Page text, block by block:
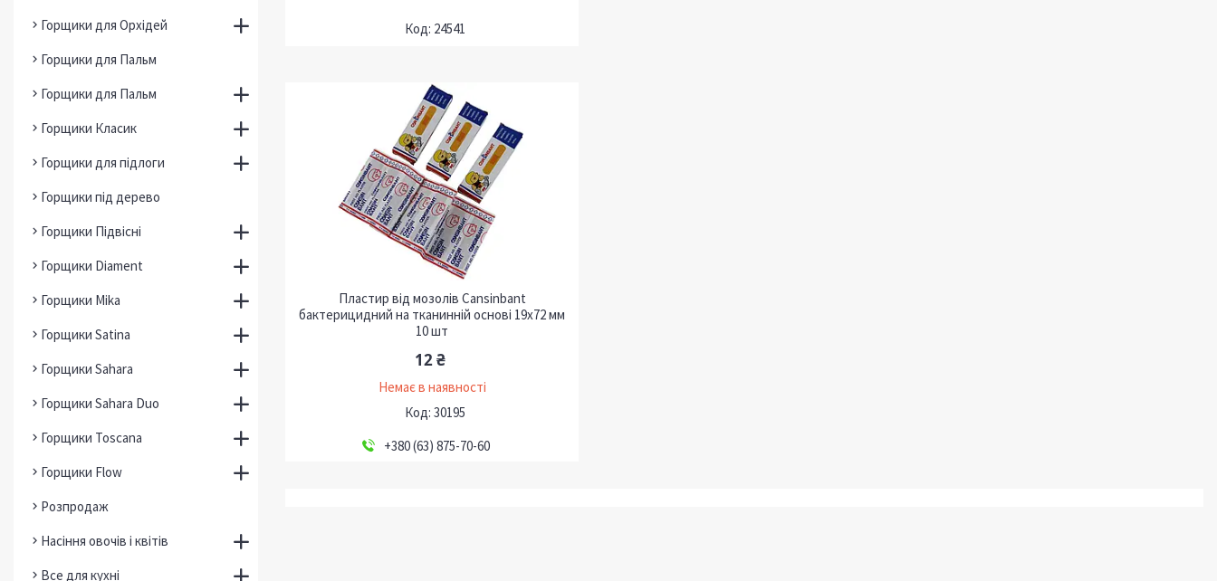
24541
Пластир від мозолів Cansinbant
бактерицидний на тканинній основі 19х72 мм
10 шт
12 ₴
Немає в наявності
30195
+380 (63) 875-70-60
Горщики для Орхідей
Горщики для Пальм
Горщики для Пальм
Горщики Класик
Горщики для підлоги
Горщики під дерево
Горщики Підвісні
Горщики Diament
Горщики Mika
Горщики Satina
Горщики Sahara
Горщики Sahara Duo
Горщики Toscana
Горщики Flow
Розпродаж
Насіння овочів і квітів
Все для кухні